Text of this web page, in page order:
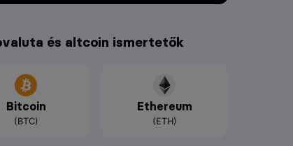
és altcoin ismertetők
Bitcoin
(BTC)
Ethereum
(ETH)